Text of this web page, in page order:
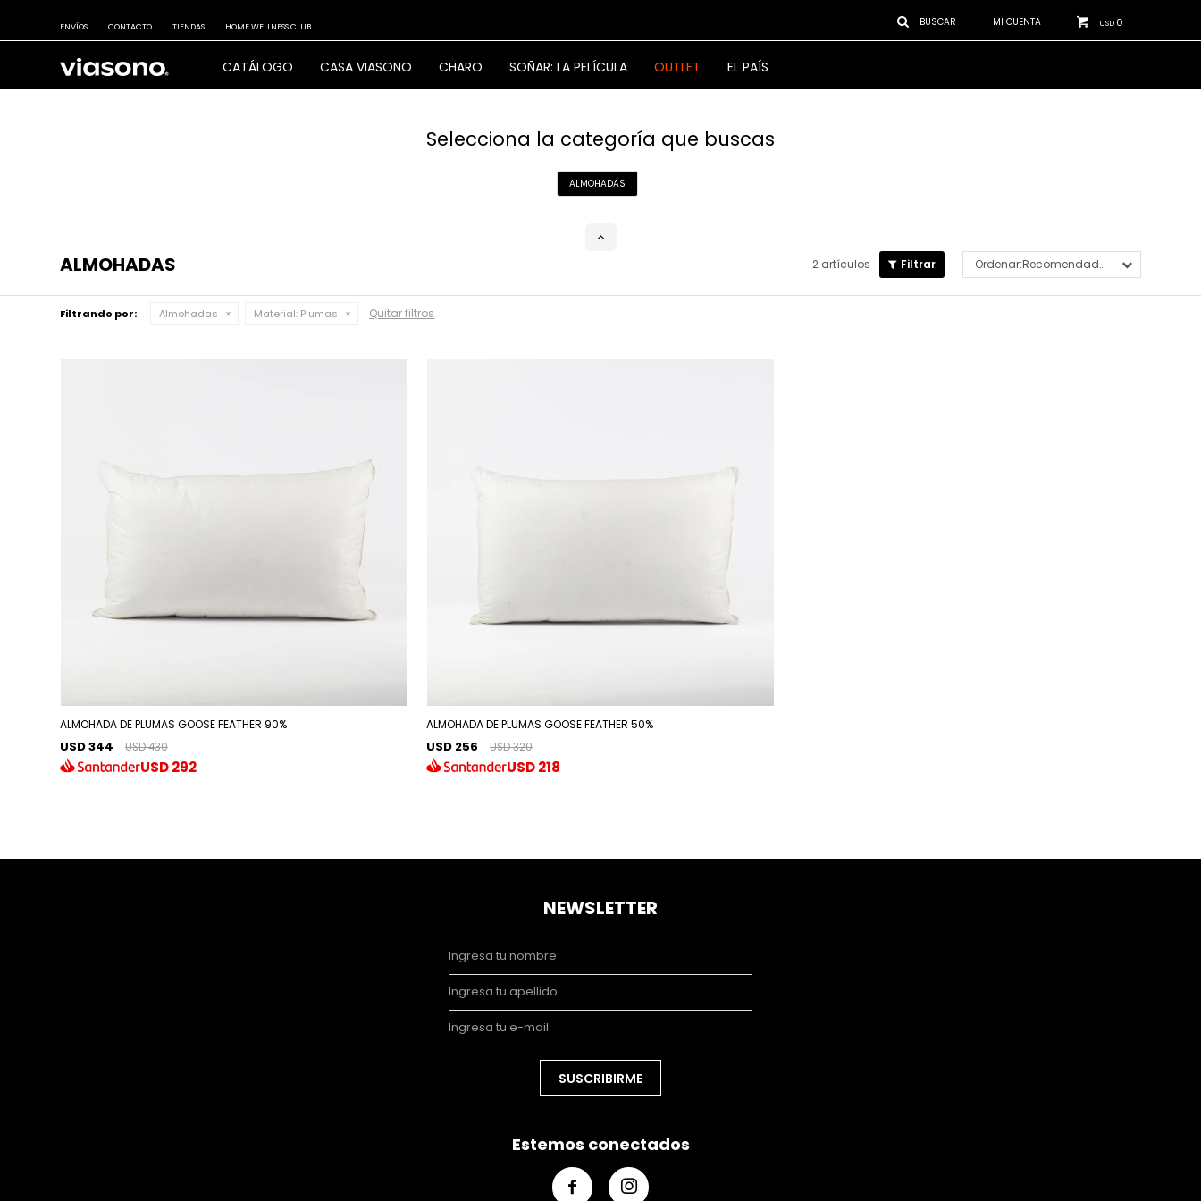
CATÁLOGO CASA VIASONO CHARO SOÑAR: LA PELÍCULA OUTLET EL PAÍS
USD 0
ENVÍOS CONTACTO TIENDAS HOME WELLNESS CLUB
Selecciona la categoría que buscas
ALMOHADAS
ALMOHADAS 2 artículos Recomendados
Filtrando por: Almohadas Material: Plumas Quitar filtros
ALMOHADA DE PLUMAS GOOSE FEATHER 90%
USD 344 USD 430
USD292
ALMOHADA DE PLUMAS GOOSE FEATHER 50%
USD 256 USD 320
USD218
NEWSLETTER
SUSCRIBIRME
Estemos conectados
 